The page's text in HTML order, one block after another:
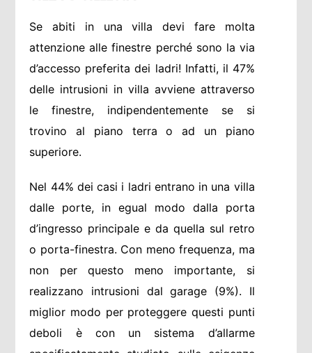
Se abiti in una villa devi fare molta
attenzione alle finestre perché sono la via
d’accesso preferita dei ladri! Infatti, il 47%
delle intrusioni in villa avviene attraverso
le finestre, indipendentemente se si
trovino al piano terra o ad un piano
superiore.
Nel 44% dei casi i ladri entrano in una villa
dalle porte, in egual modo dalla porta
d’ingresso principale e da quella sul retro
o porta-finestra. Con meno frequenza, ma
non per questo meno importante, si
realizzano intrusioni dal garage (9%). Il
miglior modo per proteggere questi punti
deboli è con un sistema d’allarme